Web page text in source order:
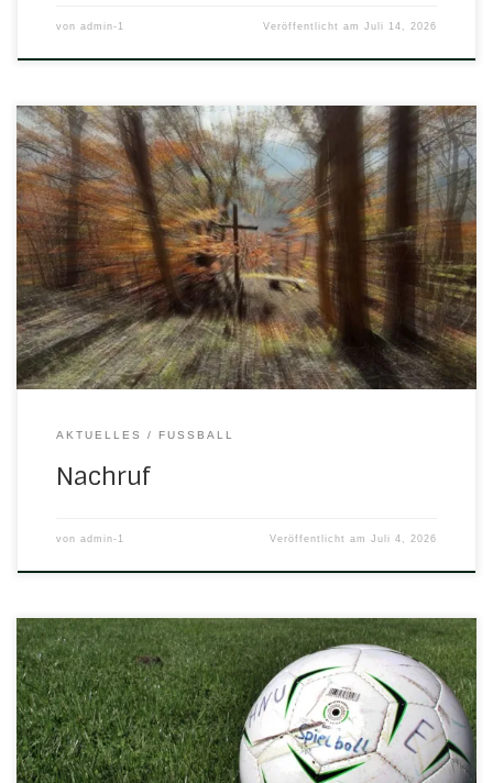
von admin-1 Veröffentlicht amJuli 14, 2026
Nachruf des Turn- und Sportverein 1869 Herleshausen e.V.
In stiller Trauer nehmen wir Abschied von unserem
Sportkameraden Lothar Wetterau der am Sonntag, dem 7.
Juni 2026, im Alter von 78 Jahren aus dem Leben
geschieden ist. May the good Lord shine a light on
you,make every song you singyour favorite […]
AKTUELLES FUSSBALL
Nachruf
von admin-1 Veröffentlicht amJuli 4, 2026
Am zweiten Juniwochenende fand die Abschlussfeier
unserer Bambinis auf dem Sportplatz in Herleshausen
statt. Kinder, Eltern und Betreuer verbrachten gemeinsam
einige schöne Stunden mit Spiel, Spaß und guter
Stimmung. Für die Kinder standen eine Hüpfburg,